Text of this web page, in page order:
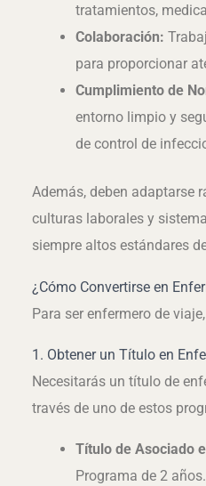
tratamientos,
Colaboración:
para proporcionar
Cumplimiento de
entorno limpio y
de control de
Además, deben adaptarse
culturas laborales y
siempre altos estándares
¿Cómo Convertirse en
Para ser enfermero de
1. Obtener un Título en
Necesitarás un título de
través de uno de estos
Título de Asociado
Programa de 2 años.